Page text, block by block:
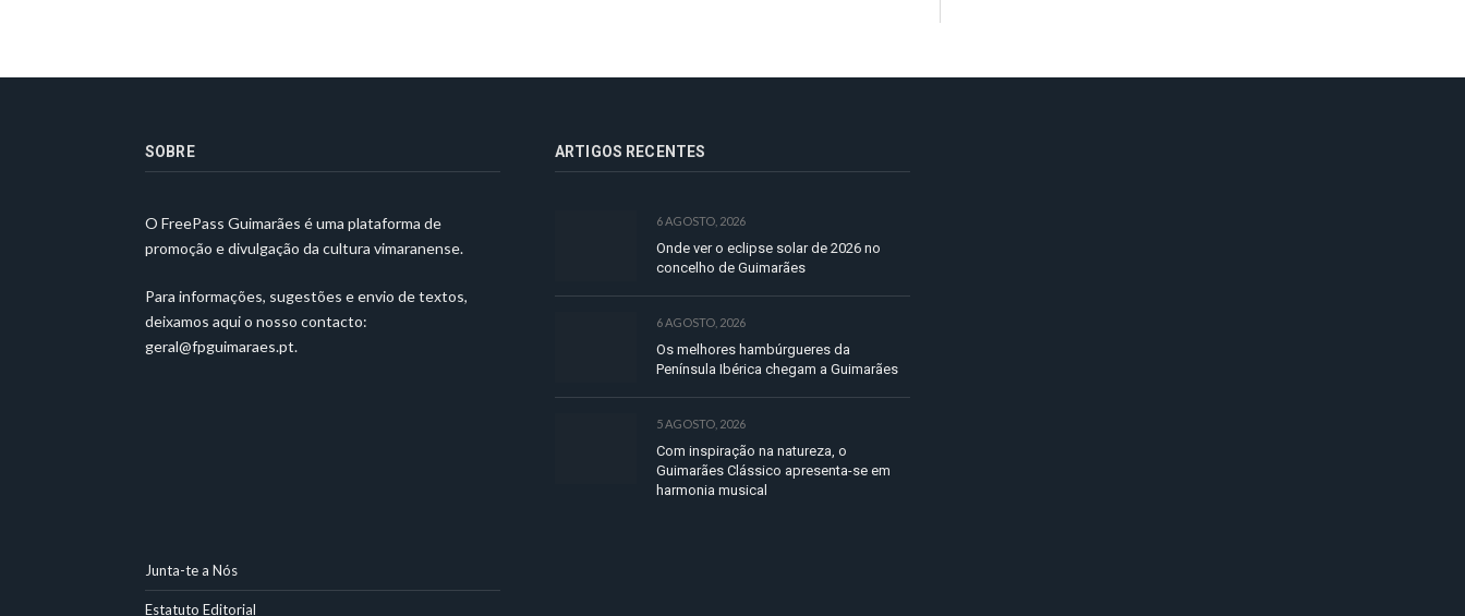
SOBRE
O FreePass Guimarães é uma plataforma de
promoção e divulgação da cultura vimaranense.
Para informações, sugestões e envio de textos,
deixamos aqui o nosso contacto:
geral@fpguimaraes.pt.
ARTIGOS RECENTES
6 AGOSTO, 2026
Onde ver o eclipse solar de 2026 no
concelho de Guimarães
6 AGOSTO, 2026
Os melhores hambúrgueres da
Península Ibérica chegam a Guimarães
5 AGOSTO, 2026
Com inspiração na natureza, o
Guimarães Clássico apresenta-se em
harmonia musical
Junta-te a Nós
Estatuto Editorial